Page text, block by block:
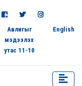
Авлигыг
мэдээлэх
утас 11-10
English